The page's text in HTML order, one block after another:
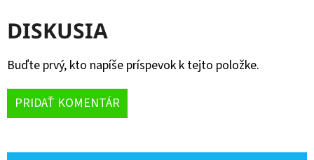
DISKUSIA
Buďte prvý, kto napíše príspevok k tejto položke.
PRIDAŤ KOMENTÁR